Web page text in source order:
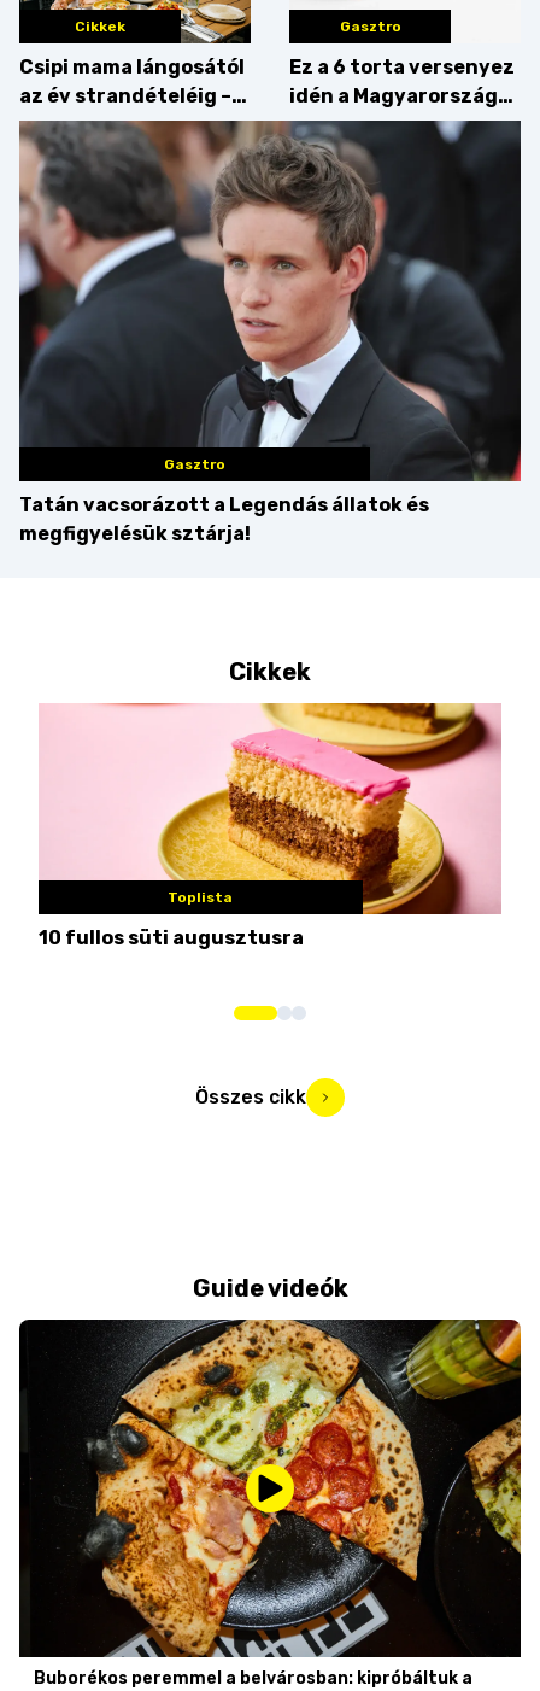
Cikkek
Csipi mama lángosától
az év strandételéig –
idén is felzabáltuk a
Balaton déli partját
Gasztro
Ez a 6 torta versenyez
idén a Magyarország
tortája címért
Gasztro
Tatán vacsorázott a Legendás állatok és
megfigyelésük sztárja!
Cikkek
Toplista
10 fullos süti augusztusra
Összes cikk
Guide videók
Buborékos peremmel a belvárosban: kipróbáltuk a